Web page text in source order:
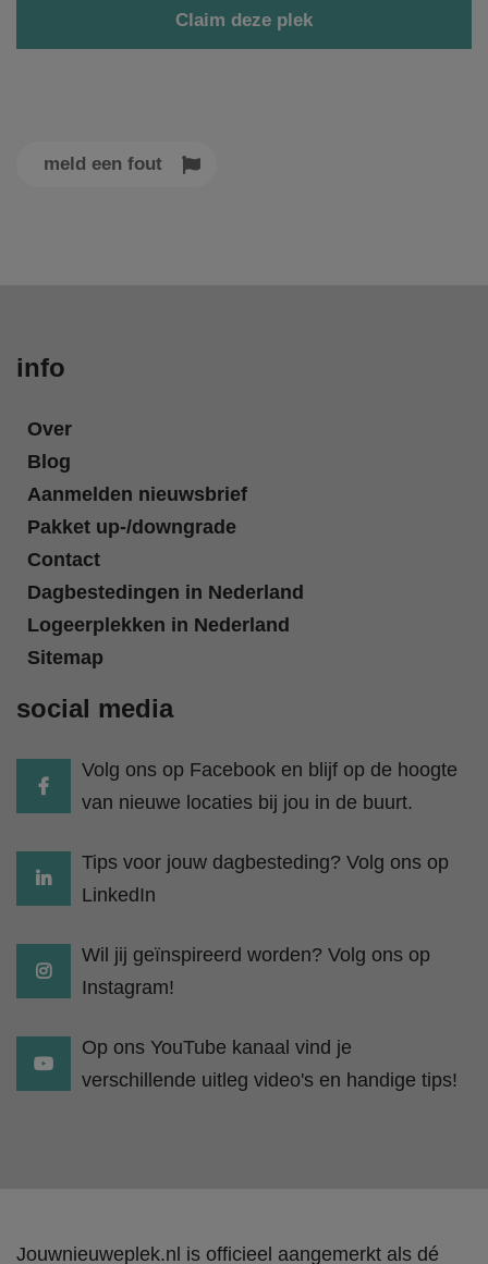
Claim deze plek
meld een fout
info
Over
Blog
Aanmelden nieuwsbrief
Pakket up-/downgrade
Contact
Dagbestedingen in Nederland
Logeerplekken in Nederland
Sitemap
social media
Volg ons op Facebook en blijf op de hoogte
van nieuwe locaties bij jou in de buurt.
Tips voor jouw dagbesteding? Volg ons op
LinkedIn
Wil jij geïnspireerd worden? Volg ons op
Instagram!
Op ons YouTube kanaal vind je
verschillende uitleg video's en handige tips!
Jouwnieuweplek.nl is officieel aangemerkt als dé